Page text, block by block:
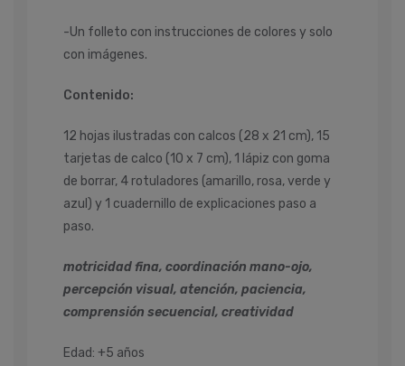
-Un folleto con instrucciones de colores y solo
con imágenes.
Contenido:
12 hojas ilustradas con calcos (28 x 21 cm), 15
tarjetas de calco (10 x 7 cm), 1 lápiz con goma
de borrar, 4 rotuladores (amarillo, rosa, verde y
azul) y 1 cuadernillo de explicaciones paso a
paso.
motricidad fina, coordinación mano-ojo,
percepción visual, atención, paciencia,
comprensión secuencial, creatividad
Edad: +5 años